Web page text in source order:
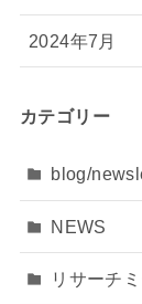
2024年7月
カテゴリー
blog/
NEWS
リサーチ